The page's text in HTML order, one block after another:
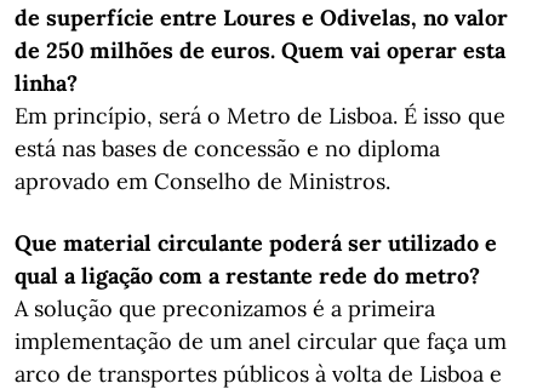
de superfície entre Loures e Odivelas, no valor
de 250 milhões de euros. Quem vai operar esta
linha?
Em princípio, será o Metro de Lisboa. É isso que
está nas bases de concessão e no diploma
aprovado em Conselho de Ministros.
Que material circulante poderá ser utilizado e
qual a ligação com a restante rede do metro?
A solução que preconizamos é a primeira
implementação de um anel circular que faça um
arco de transportes públicos à volta de Lisboa e